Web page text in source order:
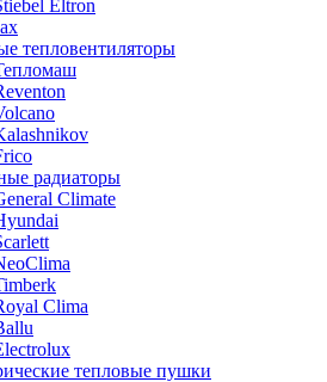
Eltron
тепловентиляторы
радиаторы
Climate
Clima
тепловые пушки